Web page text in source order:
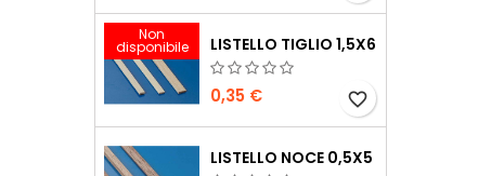
Non
disponibile LISTELLO TIGLIO 1,5X6
0,35 € favorite_border
LISTELLO NOCE 0,5X5